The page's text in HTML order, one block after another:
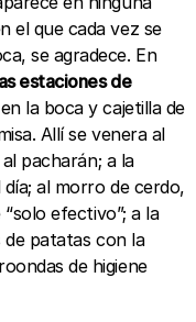
el que cada vez se
se agradece. En
estaciones de
la boca y cajetilla de
Allí se venera al
pacharán; a la
al morro de cerdo,
efectivo”; a la
de patatas con la
de higiene